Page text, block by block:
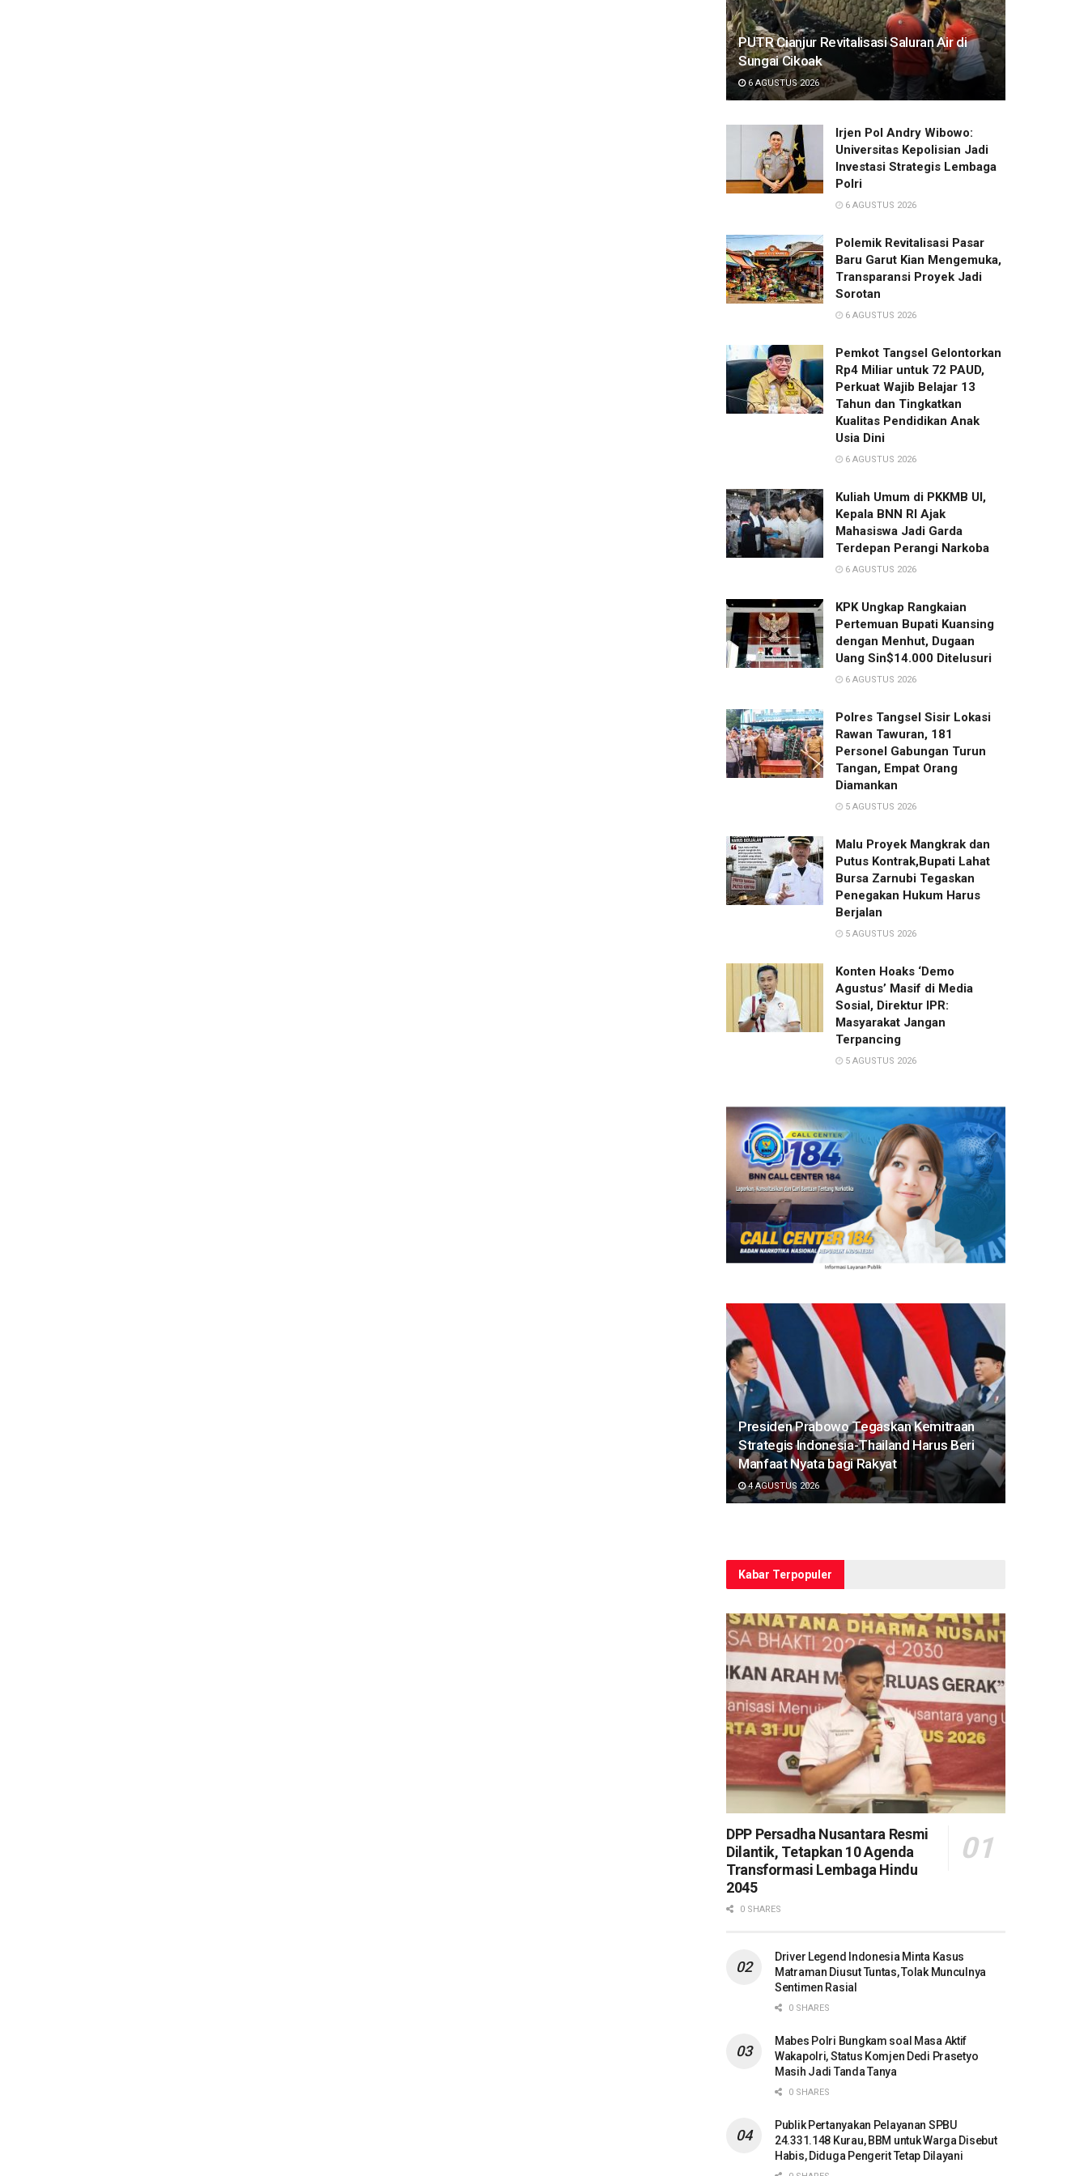
PUTR Cianjur Revitalisasi Saluran Air di
Sungai Cikoak
6 AGUSTUS 2026
Irjen Pol Andry Wibowo:
Universitas Kepolisian Jadi
Investasi Strategis Lembaga
Polri
6 AGUSTUS 2026
Polemik Revitalisasi Pasar
Baru Garut Kian Mengemuka,
Transparansi Proyek Jadi
Sorotan
6 AGUSTUS 2026
Pemkot Tangsel Gelontorkan
Rp4 Miliar untuk 72 PAUD,
Perkuat Wajib Belajar 13
Tahun dan Tingkatkan
Kualitas Pendidikan Anak
Usia Dini
6 AGUSTUS 2026
Kuliah Umum di PKKMB UI,
Kepala BNN RI Ajak
Mahasiswa Jadi Garda
Terdepan Perangi Narkoba
6 AGUSTUS 2026
KPK Ungkap Rangkaian
Pertemuan Bupati Kuansing
dengan Menhut, Dugaan
Uang Sin$14.000 Ditelusuri
6 AGUSTUS 2026
Polres Tangsel Sisir Lokasi
Rawan Tawuran, 181
Personel Gabungan Turun
Tangan, Empat Orang
Diamankan
5 AGUSTUS 2026
Malu Proyek Mangkrak dan
Putus Kontrak,Bupati Lahat
Bursa Zarnubi Tegaskan
Penegakan Hukum Harus
Berjalan
5 AGUSTUS 2026
Konten Hoaks ‘Demo
Agustus’ Masif di Media
Sosial, Direktur IPR:
Masyarakat Jangan
Terpancing
5 AGUSTUS 2026
Presiden Prabowo Tegaskan Kemitraan
Strategis Indonesia-Thailand Harus Beri
Manfaat Nyata bagi Rakyat
4 AGUSTUS 2026
Kabar Terpopuler
DPP Persadha Nusantara Resmi
Dilantik, Tetapkan 10 Agenda
Transformasi Lembaga Hindu
2045
0 SHARES
Driver Legend Indonesia Minta Kasus
Matraman Diusut Tuntas, Tolak Munculnya
Sentimen Rasial
0 SHARES
Mabes Polri Bungkam soal Masa Aktif
Wakapolri, Status Komjen Dedi Prasetyo
Masih Jadi Tanda Tanya
0 SHARES
Publik Pertanyakan Pelayanan SPBU
24.331.148 Kurau, BBM untuk Warga Disebut
Habis, Diduga Pengerit Tetap Dilayani